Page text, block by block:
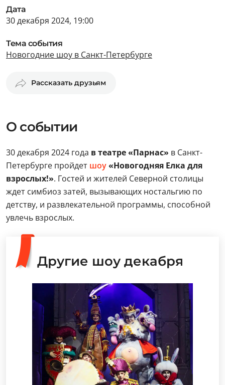
Дата
30 декабря 2024, 19:00
Тема события
Новогодние шоу в Санкт-Петербурге
Рассказать друзьям
О событии
30 декабря 2024 года в театре «Парнас» в Санкт-
Петербурге пройдет шоу«Новогодняя Елка для
взрослых!». Гостей и жителей Северной столицы
ждет симбиоз затей, вызывающих ностальгию по
детству, и развлекательной программы, способной
увлечь взрослых.
Другие шоу декабря